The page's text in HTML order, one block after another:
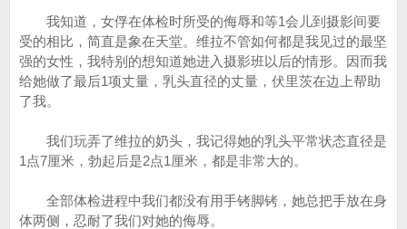
我知道，女俘在体检时所受的侮辱和等1会儿到摄影间要
受的相比，简直是象在天堂。维拉不管如何都是我见过的最坚
强的女性，我特别的想知道她进入摄影班以后的情形。因而我
给她做了最后1项丈量，乳头直径的丈量，伏里茨在边上帮助
了我。
我们玩弄了维拉的奶头，我记得她的乳头平常状态直径是
1点7厘米，勃起后是2点1厘米，都是非常大的。
全部体检进程中我们都没有用手铐脚铐，她总把手放在身
体两侧，忍耐了我们对她的侮辱。